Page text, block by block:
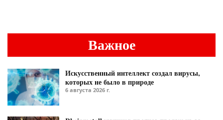
Важное
Искусственный интеллект создал вирусы,
которых не было в природе
6 августа 2026 г.